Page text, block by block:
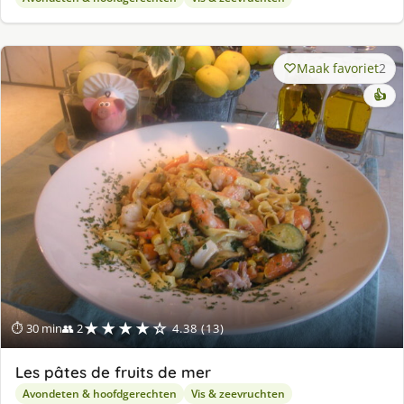
⏱ 30 min👥 2★★★★☆ 4.38 (13)
Maak favoriet2
👍
Les pâtes de fruits de mer
Avondeten & hoofdgerechten Vis & zeevruchten